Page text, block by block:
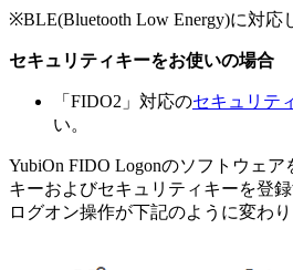
※BLE(Bluetooth Low Energy)に対応
セキュリティキーをお使いの場合
「FIDO2」対応のセキュリテ
い。
YubiOn FIDO Logonのソフトウェ
キーおよびセキュリティキーを登
ログオン操作が下記のように変わり